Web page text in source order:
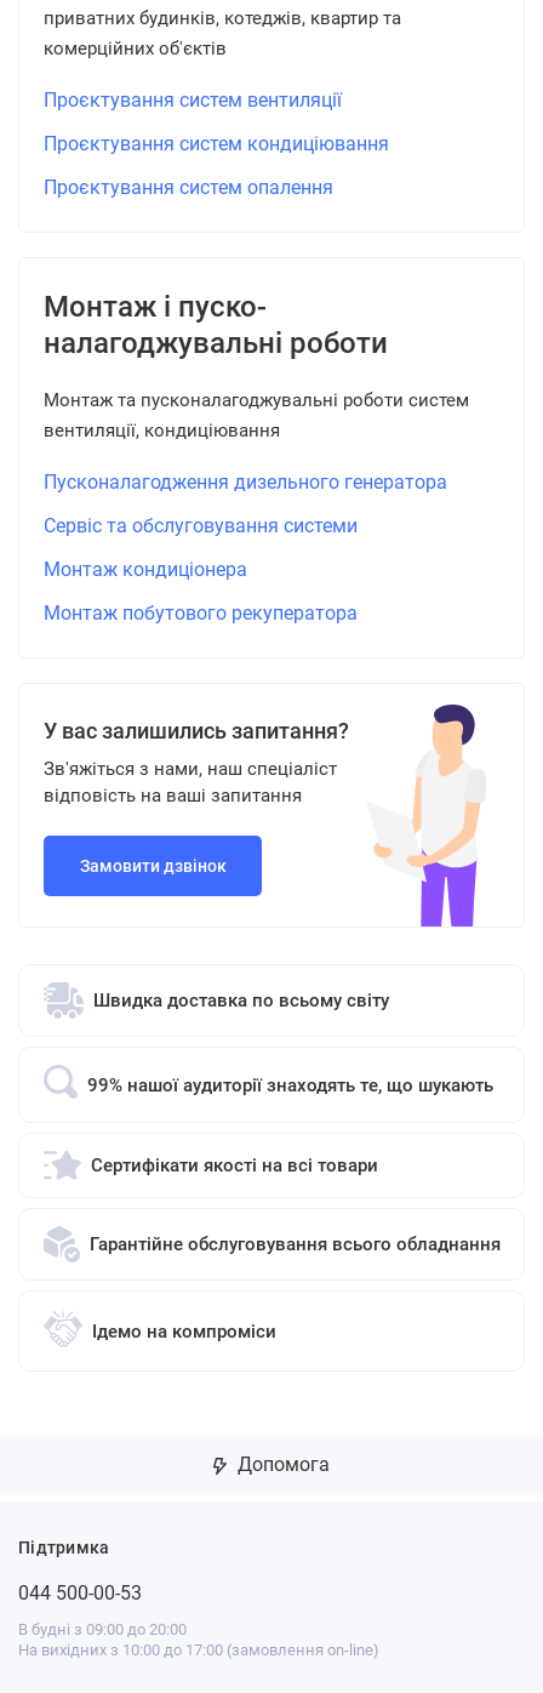
приватних будинків, котеджів, квартир та
комерційних об'єктів
Проєктування систем вентиляції
Проєктування систем кондиціювання
Проєктування систем опалення
Монтаж і пуско-
налагоджувальні роботи
Монтаж та пусконалагоджувальні роботи систем
вентиляції, кондиціювання
Пусконалагодження дизельного генератора
Сервіс та обслуговування системи
Монтаж кондиціонера
Монтаж побутового рекуператора
У вас залишились запитання?
Зв'яжіться з нами, наш спеціаліст
відповість на ваші запитання
Замовити дзвінок
Швидка доставка по всьому світу
99% нашої аудиторії знаходять те, що шукають
Сертифікати якості на всі товари
Гарантійне обслуговування всього обладнання
Ідемо на компроміси
Допомога
Підтримка
044 500-00-53
В будні з 09:00 до 20:00
На вихідних з 10:00 до 17:00 (замовлення on-line)